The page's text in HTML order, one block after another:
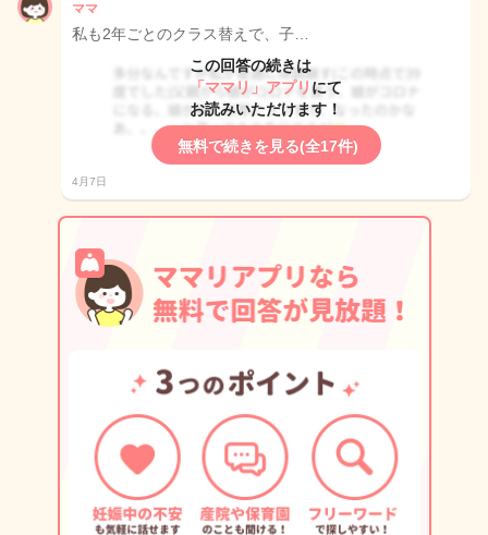
ママ
私も2年ごとのクラス替えで、子…
この回答の続きは
「ママリ」アプリ にて
お読みいただけます！
無料で続きを見る(全17件)
4月7日